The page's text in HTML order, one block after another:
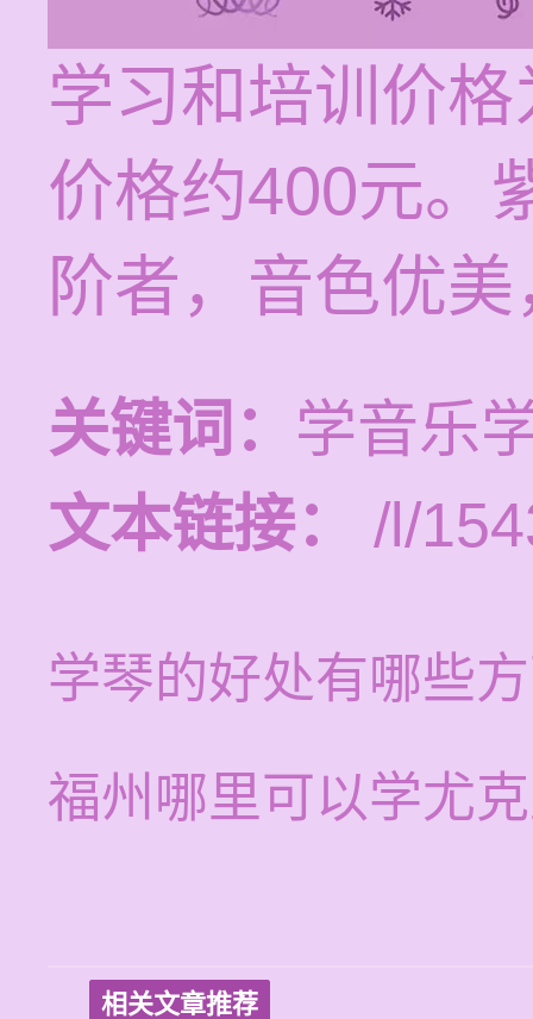
学习和培训价
价格约400元。
阶者，音色优
关键词： 学音乐
文本链接：
/l/
学琴的好处有哪些
福州哪里可以学尤
相关文章推荐